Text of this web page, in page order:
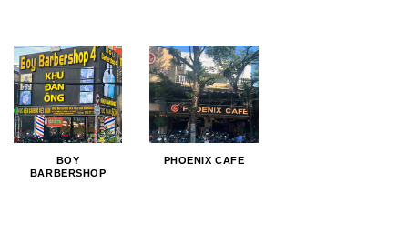
BOY
BARBERSHOP
PHOENIX CAFE